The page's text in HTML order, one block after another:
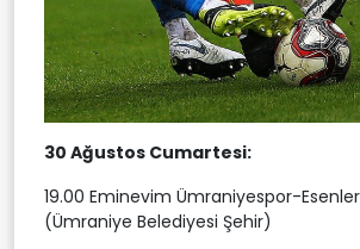
30 Ağustos Cumartesi:
19.00 Eminevim Ümraniyespor-
(Ümraniye Belediyesi Şehir)